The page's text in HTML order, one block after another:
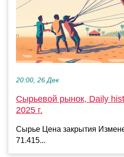
20:00, 26 Дек
Сырьевой рынок, Daily
2025 г.
Сырье Цена закрытия
71.415...